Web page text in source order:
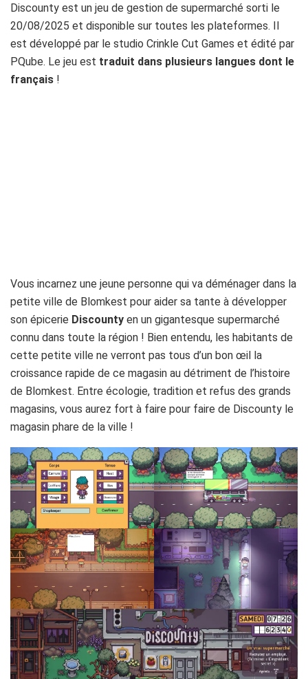
Discounty est un jeu de gestion de supermarché sorti le
20/08/2025 et disponible sur toutes les plateformes. Il
est développé par le studio Crinkle Cut Games et édité par
PQube. Le jeu est traduit dans plusieurs langues dont le
français !
Vous incarnez une jeune personne qui va déménager dans la
petite ville de Blomkest pour aider sa tante à développer
son épicerie Discounty en un gigantesque supermarché
connu dans toute la région ! Bien entendu, les habitants de
cette petite ville ne verront pas tous d’un bon œil la
croissance rapide de ce magasin au détriment de l’histoire
de Blomkest. Entre écologie, tradition et refus des grands
magasins, vous aurez fort à faire pour faire de Discounty le
magasin phare de la ville !